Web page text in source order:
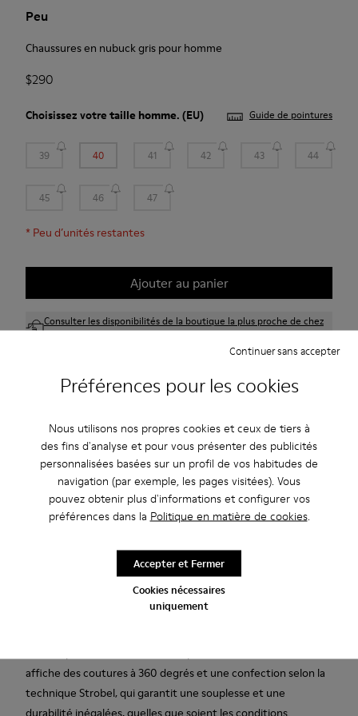
Préférences pour les cookies
Nous utilisons nos propres cookies et ceux de tiers à
des fins d'analyse et pour vous présenter des publicités
personnalisées basées sur un profil de vos habitudes de
navigation (par exemple, les pages visitées). Vous
pouvez obtenir plus d'informations et configurer vos
préférences dans la Politique en matière de cookies.
Cookies nécessaires
uniquement
Continuer sans accepter
Accepter et Fermer
Peu
Chaussures en nubuck gris pour homme
$290
Choisissez votre taille homme. (EU) Guide de pointures
39 40 41 42 43 44
45 46 47
* Peu d’unités restantes
Ajouter au panier
Consulter les disponibilités de la boutique la plus proche de chez
vous
Profitez de la livraison standard et en boutique gratuite pour
Nous n’acceptons pas de retour pour les produits de cette
promotion.
Période de garantie de 2 ans.
Description
Chaussures pour homme en nubuck gris avec une semelle
intérieure amovible en PU et une semelle extérieure en TPU
affiche des coutures à 360 degrés et une confection selon la
technique Strobel, qui garantit une souplesse et une
durabilité inégalées, quelles que soient les conditions.